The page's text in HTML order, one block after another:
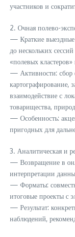
участников и
2. Очная полево-
— Краткие выездные
до нескольких
«полевых
— Активности: сбор
картографирование,
взаимодействие с
товарищества,
— Особенность:
пригодных для
3. Аналитическая и
— Возвращение в
интерпретации
— Форматы:
итоговые проекты с
— Результат:
наблюдений,